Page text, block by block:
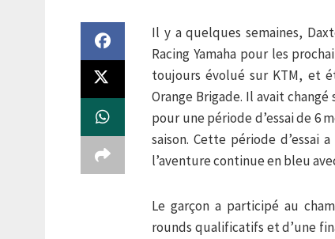
Il y a quelques semaines,
Racing Yamaha pour les
toujours évolué sur KTM, et
Orange Brigade. Il avait
pour une période d’essai de 6
saison. Cette période d’essai
l’aventure continue en bleu
Le garçon a participé au
rounds qualificatifs et d’une